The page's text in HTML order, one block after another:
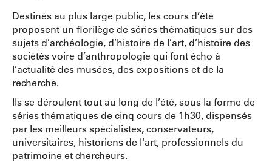
Destinés au plus large public, les cours d’été
proposent un florilège de séries thématiques sur des
sujets d’archéologie, d’histoire de l’art, d’histoire des
sociétés voire d’anthropologie qui font écho à
l’actualité des musées, des expositions et de la
recherche.
Ils se déroulent tout au long de l’été, sous la forme de
séries thématiques de cinq cours de 1h30, dispensés
par les meilleurs spécialistes, conservateurs,
universitaires, historiens de l'art, professionnels du
patrimoine et chercheurs.